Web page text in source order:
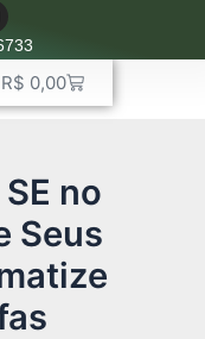
R$ 0,00Carrinho
no
Seus